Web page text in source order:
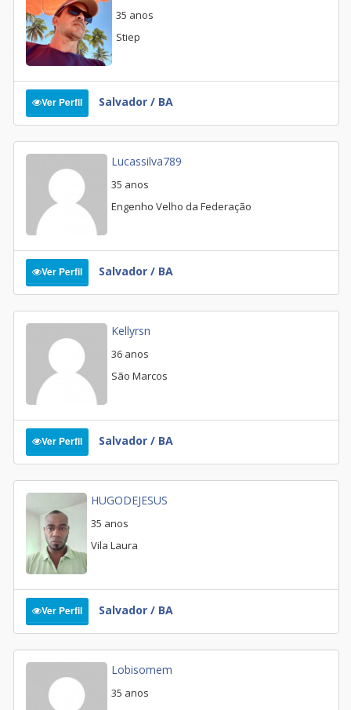
35 anos
Stiep
Ver Perfil Salvador / BA
Lucassilva789
35 anos
Engenho Velho da Federação
Ver Perfil Salvador / BA
Kellyrsn
36 anos
São Marcos
Ver Perfil Salvador / BA
HUGODEJESUS
35 anos
Vila Laura
Ver Perfil Salvador / BA
Lobisomem
35 anos